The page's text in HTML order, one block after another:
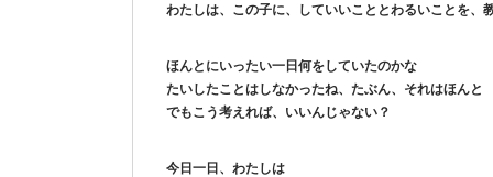
わたしは、この子に、していいこととわるいことを、
ほんとにいったい一日何をしていたのかな
たいしたことはしなかったね、たぶん、それはほんと
でもこう考えれば、いいんじゃない？
今日一日、わたしは